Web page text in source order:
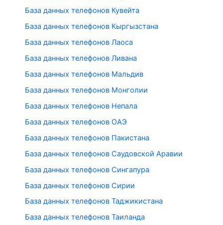
База данных телефонов Кувейта
База данных телефонов Кыргызстана
База данных телефонов Лаоса
База данных телефонов Ливана
База данных телефонов Мальдив
База данных телефонов Монголии
База данных телефонов Непала
База данных телефонов ОАЭ
База данных телефонов Пакистана
База данных телефонов Саудовской Аравии
База данных телефонов Сингапура
База данных телефонов Сирии
База данных телефонов Таджикистана
База данных телефонов Таиланда